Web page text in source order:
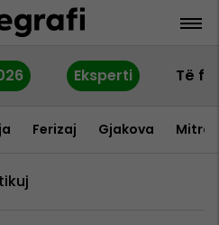
Eksperti Të
Ferizaj Gjakova